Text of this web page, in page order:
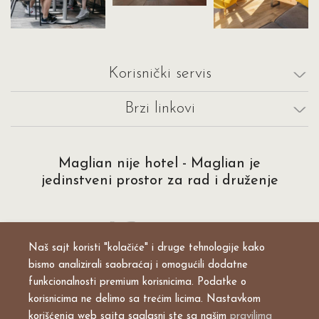
Korisnički servis
Brzi linkovi
Maglian nije hotel - Maglian je
jedinstveni prostor za rad i druženje
© Sva prava zadržana 2026Explicit
Naš sajt koristi "kolačiće" i druge tehnologije kako
bismo analizirali saobraćaj i omogućili dodatne
funkcionalnosti premium korisnicima. Podatke o
korisnicima ne delimo sa trećim licima. Nastavkom
korišćenja web sajta saglasni ste sa našim pravilima